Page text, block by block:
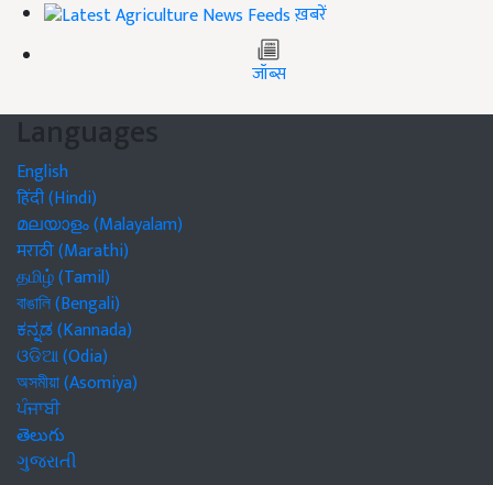
ख़बरें
जॉब्स
Languages
English
हिंदी (Hindi)
മലയാളം (Malayalam)
मराठी (Marathi)
தமிழ் (Tamil)
বাঙালি (Bengali)
ಕನ್ನಡ (Kannada)
ଓଡିଆ (Odia)
অসমীয়া (Asomiya)
ਪੰਜਾਬੀ
తెలుగు
ગુજરાતી